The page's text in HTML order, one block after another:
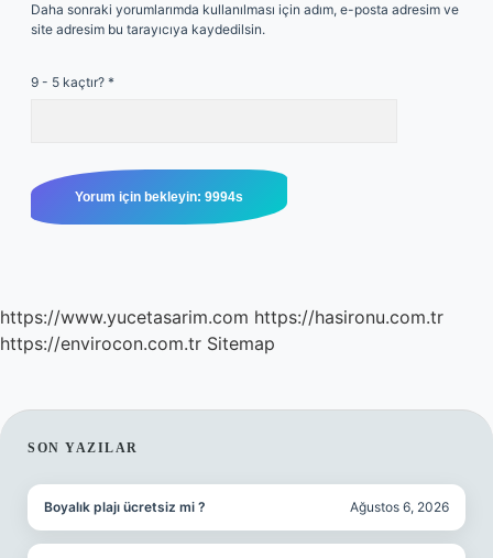
Daha sonraki yorumlarımda kullanılması için adım, e-posta adresim ve
site adresim bu tarayıcıya kaydedilsin.
9 - 5 kaçtır? *
https://www.yucetasarim.com https://hasironu.com.tr
https://envirocon.com.tr Sitemap
SIDEBAR
SON YAZILAR
Boyalık plajı ücretsiz mi ? Ağustos 6, 2026